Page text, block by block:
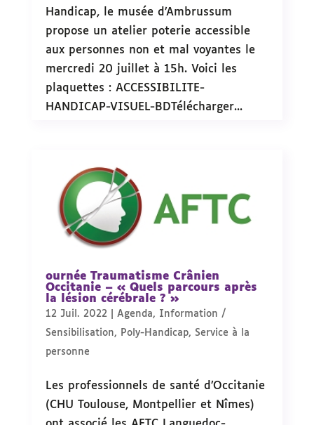
Handicap, le musée d’Ambrussum
propose un atelier poterie accessible
aux personnes non et mal voyantes le
mercredi 20 juillet à 15h. Voici les
plaquettes : ACCESSIBILITE-
HANDICAP-VISUEL-BDTélécharger...
ournée Traumatisme Crânien
Occitanie – « Quels parcours après
la lésion cérébrale ? »
12 Juil. 2022| Agenda, Information /
Sensibilisation, Poly-Handicap, Service à la
personne
Les professionnels de santé d’Occitanie
(CHU Toulouse, Montpellier et Nîmes)